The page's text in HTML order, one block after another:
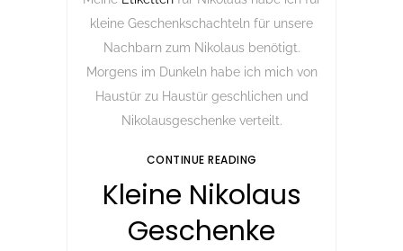
Kleine Nikolaus
Geschenke
kleine Geschenkschachteln für unsere
Nachbarn zum Nikolaus benötigt.
Morgens im Dunkeln habe ich mich von
Haustür zu Haustür geschlichen und
Nikolausgeschenke verteilt.
CONTINUE READING